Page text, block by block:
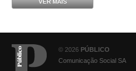
VER MAIS
© 2026 PÚBLICO
Comunicação Social SA